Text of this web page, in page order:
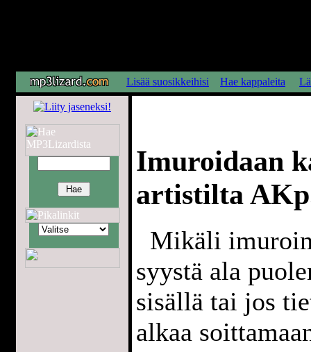
Lisää suosikkeihisi Hae kappaleita
Imuroidaan
artistilta
Mikäli
syystä ala
sisällä tai jos
alkaa